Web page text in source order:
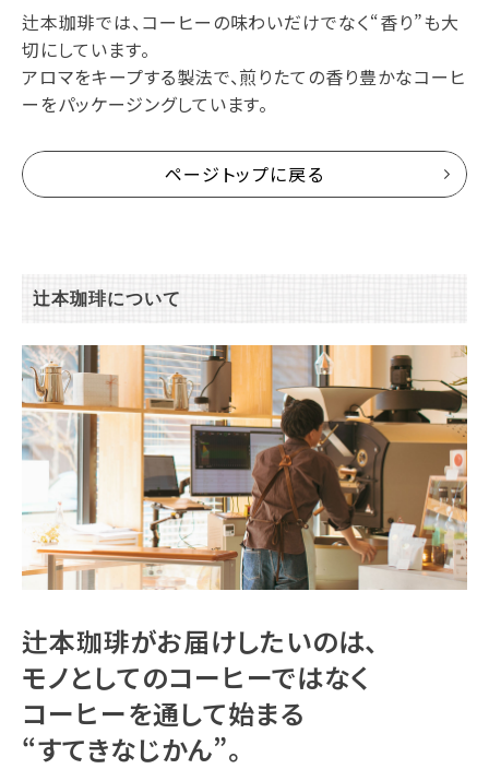
辻本珈琲では、コーヒーの味わいだけでなく“香り”も大
切にしています。
アロマをキープする製法で、煎りたての香り豊かなコーヒ
ーをパッケージングしています。
ページトップに戻る
辻本珈琲について
辻本珈琲がお届けしたいのは、
モノとしてのコーヒーではなく
コーヒーを通して始まる
“すてきなじかん”。